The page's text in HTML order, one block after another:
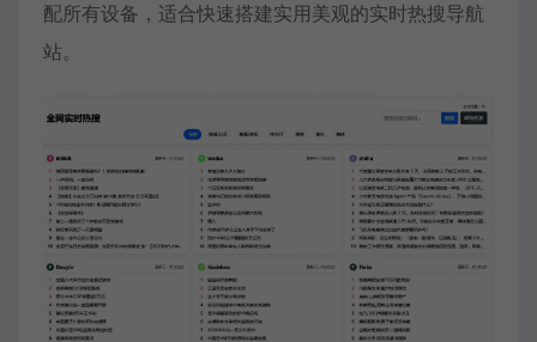
配所有设备，适合快速搭建实用美观的实时热搜导航
站。